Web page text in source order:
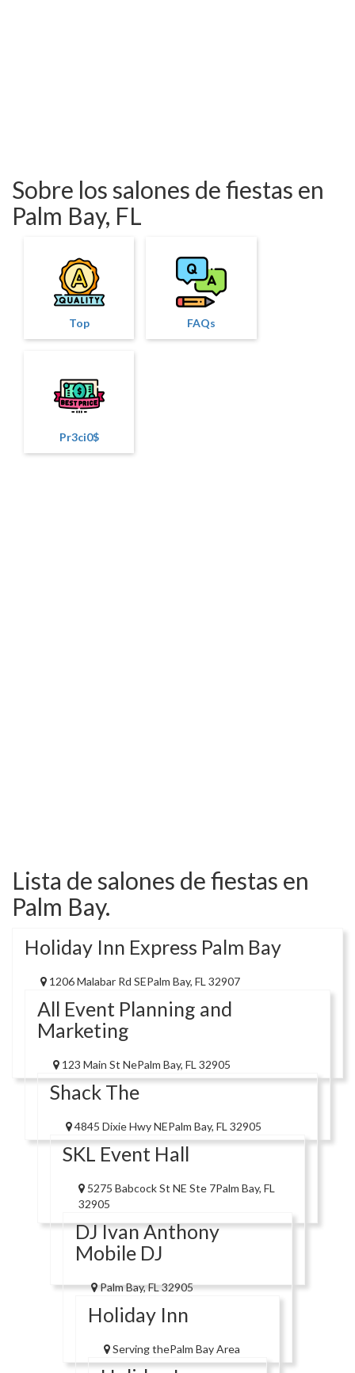
Sobre los salones de fiestas en
Palm Bay, FL
Top FAQs
Pr3ci0$
Lista de salones de fiestas en
Palm Bay.
Holiday Inn Express Palm Bay
1206 Malabar Rd SEPalm Bay, FL 32907
All Event Planning and
Marketing
123 Main St NePalm Bay, FL 32905
Shack The
4845 Dixie Hwy NEPalm Bay, FL 32905
SKL Event Hall
5275 Babcock St NE Ste 7Palm Bay, FL
32905
DJ Ivan Anthony
Mobile DJ
Palm Bay, FL 32905
Holiday Inn
Serving thePalm Bay Area